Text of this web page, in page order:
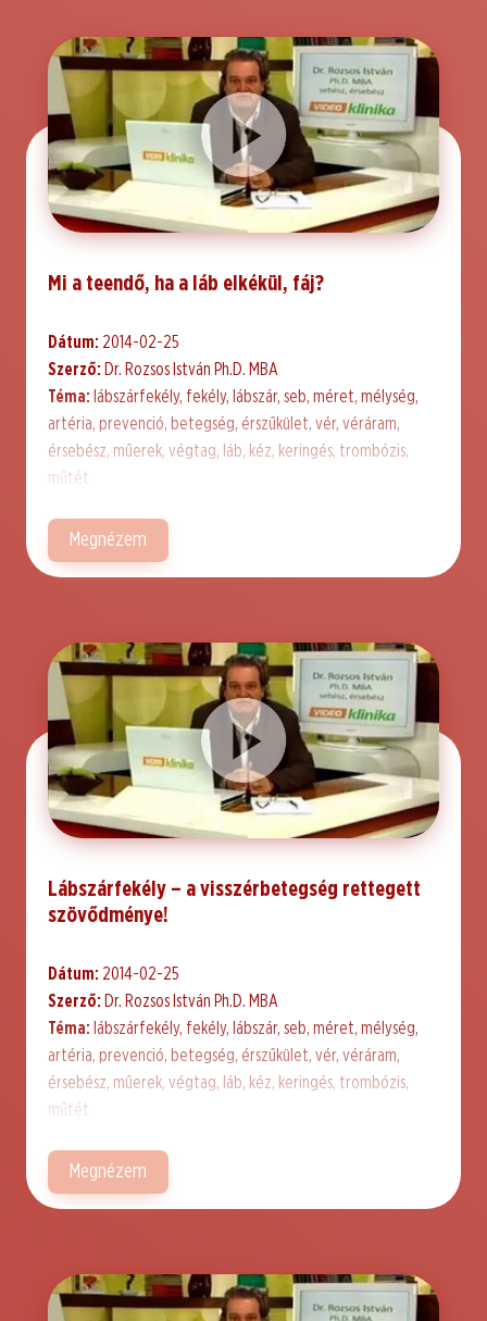
Mi a teendő, ha a láb elkékül, fáj?
Dátum: 2014-02-25
Szerző: Dr. Rozsos István Ph.D. MBA
Téma: lábszárfekély, fekély, lábszár, seb, méret, mélység,
artéria, prevenció, betegség, érszűkület, vér, véráram,
érsebész, műerek, végtag, láb, kéz, keringés, trombózis,
műtét
Megnézem
Lábszárfekély – a visszérbetegség rettegett
szövődménye!
Dátum: 2014-02-25
Szerző: Dr. Rozsos István Ph.D. MBA
Téma: lábszárfekély, fekély, lábszár, seb, méret, mélység,
artéria, prevenció, betegség, érszűkület, vér, véráram,
érsebész, műerek, végtag, láb, kéz, keringés, trombózis,
műtét
Megnézem